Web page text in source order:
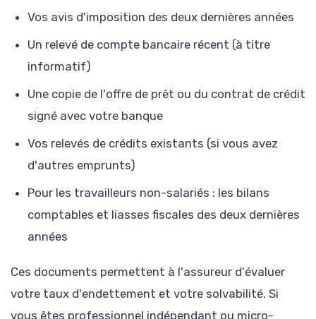
Vos avis d'imposition des deux dernières années
Un relevé de compte bancaire récent (à titre
informatif)
Une copie de l'offre de prêt ou du contrat de crédit
signé avec votre banque
Vos relevés de crédits existants (si vous avez
d'autres emprunts)
Pour les travailleurs non-salariés : les bilans
comptables et liasses fiscales des deux dernières
années
Ces documents permettent à l'assureur d'évaluer
votre taux d'endettement et votre solvabilité. Si
vous êtes professionnel indépendant ou micro-